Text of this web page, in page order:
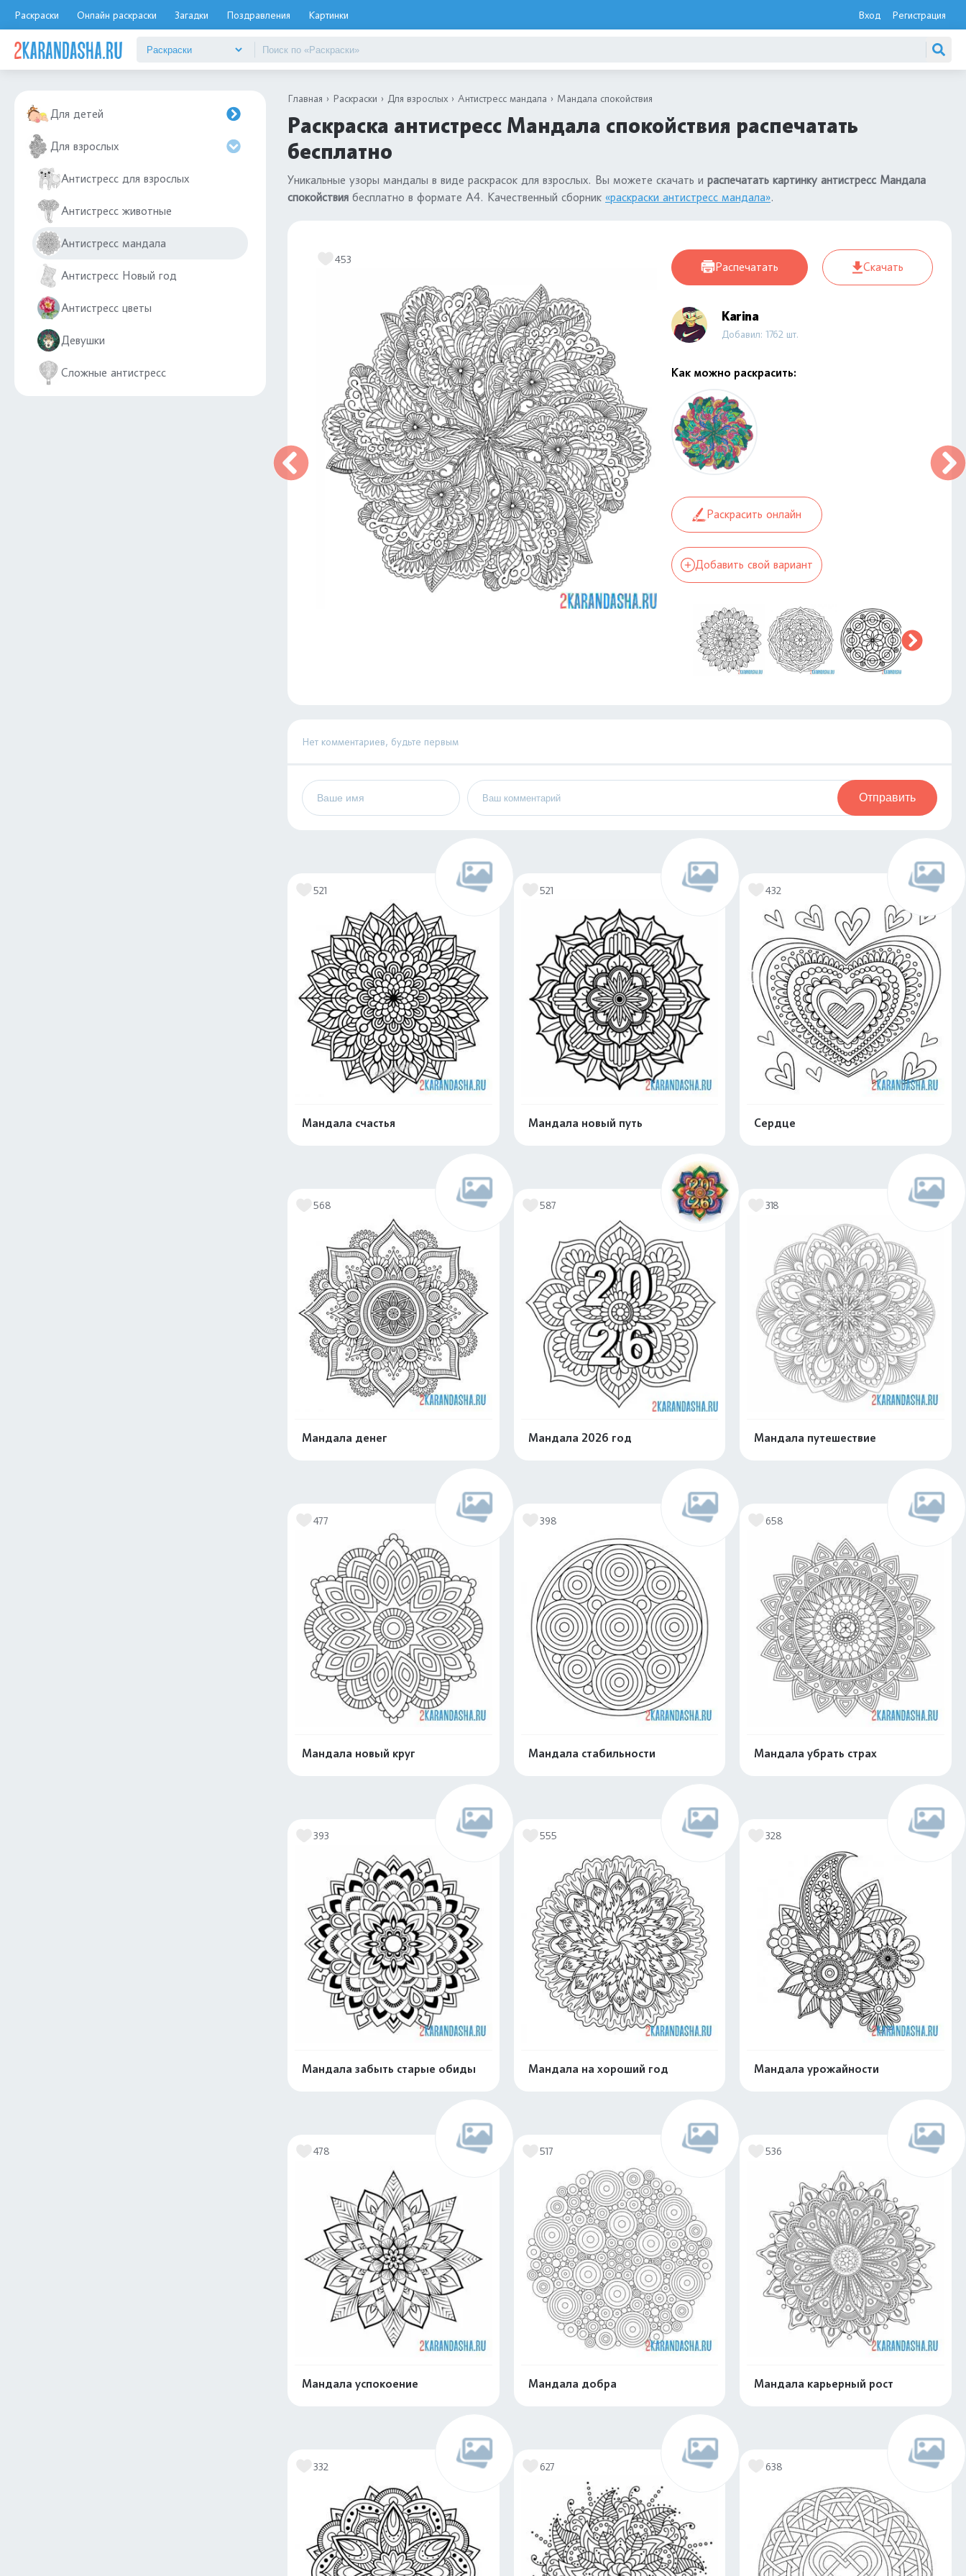
Раскраски Онлайн раскраски Загадки Поздравления Картинки Вход Регистрация
Для детей
Для взрослых
Антистресс для взрослых
Антистресс животные
Антистресс мандала
Антистресс Новый год
Антистресс цветы
Девушки
Сложные антистресс
Главная Раскраски Для взрослых Антистресс мандала Мандала спокойствия
Раскраска антистресс Мандала спокойствия распечатать
бесплатно
Уникальные узоры мандалы в виде раскрасок для взрослых. Вы можете скачать и распечатать картинку антистресс Мандала
спокойствия бесплатно в формате А4. Качественный сборник «раскраски антистресс мандала».
453
Распечатать Скачать
Karina
Добавил: 1762 шт.
Как можно раскрасить:
Раскрасить онлайн
Добавить свой вариант
Нет комментариев, будьте первым
Отправить
521
Мандала счастья
521
Мандала новый путь
432
Сердце
568
Мандала денег
587
Мандала 2026 год
318
Мандала путешествие
477
Мандала новый круг
398
Мандала стабильности
658
Мандала убрать страх
393
Мандала забыть старые обиды
555
Мандала на хороший год
328
Мандала урожайности
478
Мандала успокоение
517
Мандала добра
536
Мандала карьерный рост
332 627 638